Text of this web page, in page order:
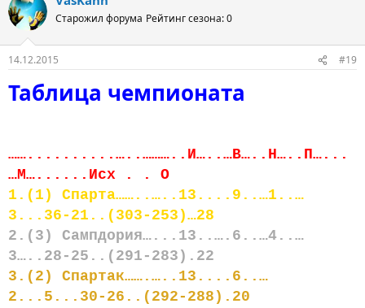
Старожил форума Рейтинг сезона: 0
14.12.2015 #19
Таблица чемпионата
……..........…..………..И…..…В…..Н…..П…...
…М…......Исх . . О
1.(1) Спарта……..…..13....9..…1..…
3...36-21..(303-253)…28
2.(3) Сампдория…...13..….6..…4..…
3…..28-25..(291-283).22
3.(2) Спартак…….…..13....6..…
2...5...30-26..(292-288).20